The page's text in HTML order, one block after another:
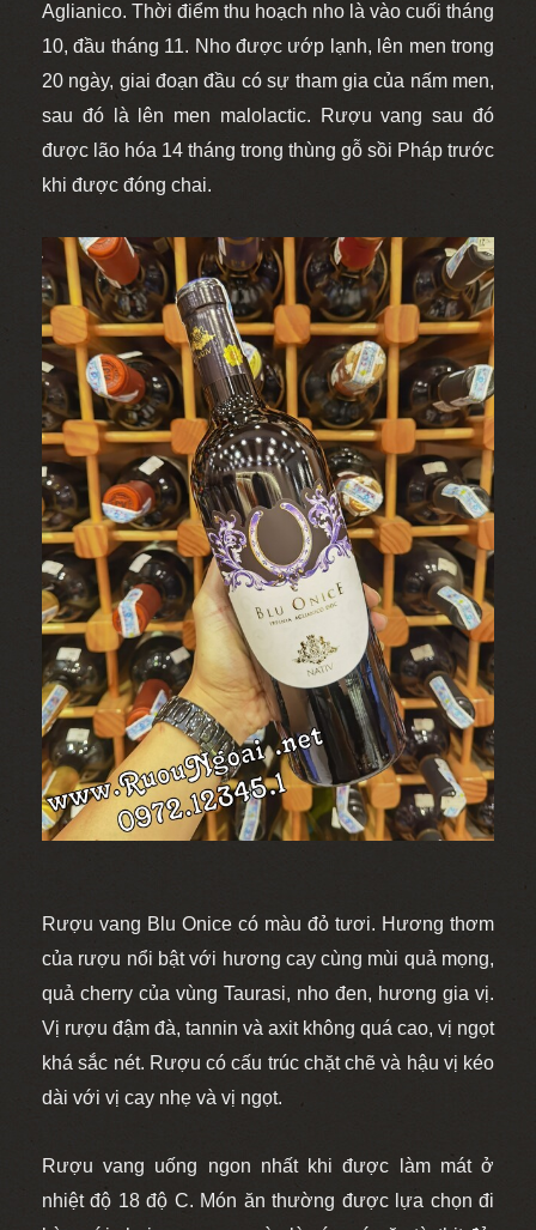
Aglianico. Thời điểm thu hoạch nho là vào cuối tháng
10, đầu tháng 11. Nho được ướp lạnh, lên men trong
20 ngày, giai đoạn đầu có sự tham gia của nấm men,
sau đó là lên men malolactic. Rượu vang sau đó
được lão hóa 14 tháng trong thùng gỗ sồi Pháp trước
khi được đóng chai.
Rượu vang Blu Onice có màu đỏ tươi. Hương thơm
của rượu nổi bật với hương cay cùng mùi quả mọng,
quả cherry của vùng Taurasi, nho đen, hương gia vị.
Vị rượu đậm đà, tannin và axit không quá cao, vị ngọt
khá sắc nét. Rượu có cấu trúc chặt chẽ và hậu vị kéo
dài với vị cay nhẹ và vị ngọt.
Rượu vang uống ngon nhất khi được làm mát ở
nhiệt độ 18 độ C. Món ăn thường được lựa chọn đi